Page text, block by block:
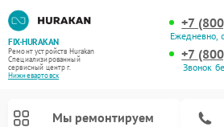
FIX-HURAKAN
Ремонт устройств Hurakan
Специализированный
cервисный центр г.
Нижневартовск
+7
Ежедневно,
+7
Звонок
Мы ремонтируем